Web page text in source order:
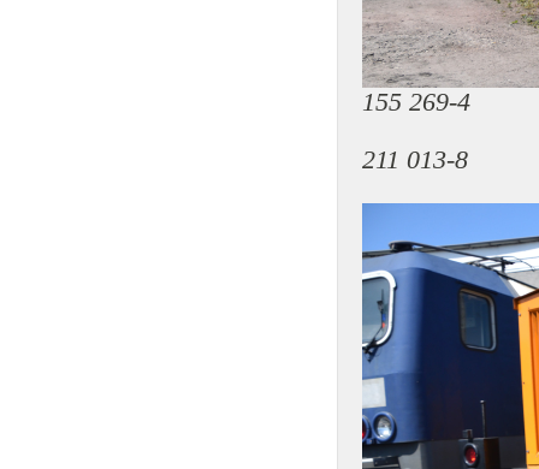
155 269-4
211 013-8